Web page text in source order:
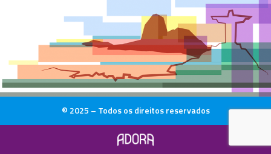
© 2025 – Todos os direitos reservados